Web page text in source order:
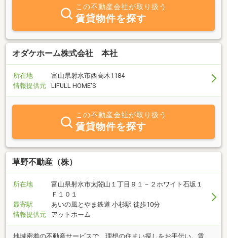
この不動産会社が取り扱う
賃貸物件を探す
オダケホーム株式会社 本社
所在地
富山県射水市西高木1184
情報提供元
LIFULL HOME'S
この不動産会社が取り扱う
賃貸物件を探す
草野不動産（株）
所在地
富山県射水市太閤山１丁目９１－２ホワイト石坂１
Ｆ１０１
最寄駅
あいの風とやま鉄道 小杉駅 徒歩10分
情報提供元
アットホーム
地域密着の不動産サービスで、理想の住まい探しをお手伝い。賃